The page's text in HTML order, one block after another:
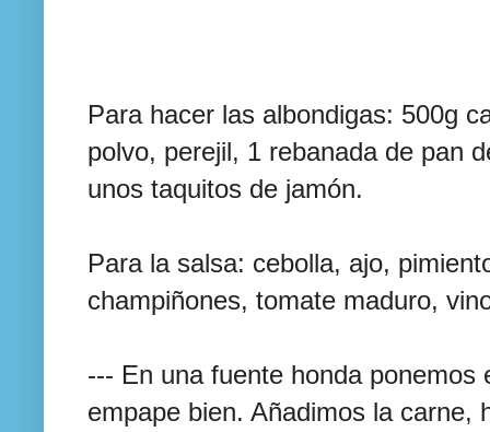
Para hacer las albondigas: 500g
polvo, perejil, 1 rebanada de pan
unos taquitos de jamón.
Para la salsa: cebolla, ajo,
champiñones, tomate maduro,
--- En una fuente honda ponemos
empape bien. Añadimos la carne,